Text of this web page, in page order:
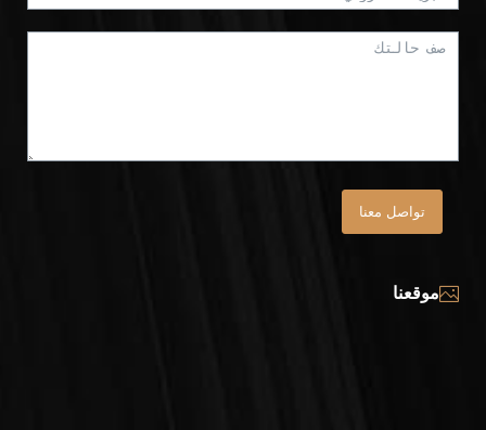
تواصل معنا
موقعنا